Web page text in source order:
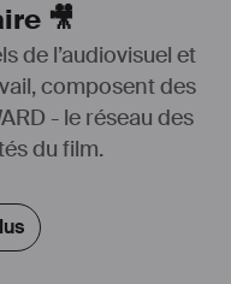
🎥
de l’audiovisuel et
composent des
- le réseau des
du film.
à l'EICAR Paris, je
la région de Lyon.
de participer à divers
Chef Op, ou Cheffe Elec,
de l'école.